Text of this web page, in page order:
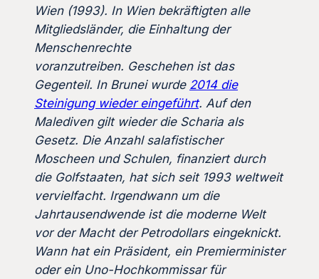
Wien (1993). In Wien bekräftigten alle
Mitgliedsländer, die Einhaltung der
Menschenrechte
voranzutreiben. Geschehen ist das
Gegenteil. In Brunei wurde 2014 die
Steinigung wieder eingeführt. Auf den
Malediven gilt wieder die Scharia als
Gesetz. Die Anzahl salafistischer
Moscheen und Schulen, finanziert durch
die Golfstaaten, hat sich seit 1993 weltweit
vervielfacht. Irgendwann um die
Jahrtausendwende ist die moderne Welt
vor der Macht der Petrodollars eingeknickt.
Wann hat ein Präsident, ein Premierminister
oder ein Uno-Hochkommissar für